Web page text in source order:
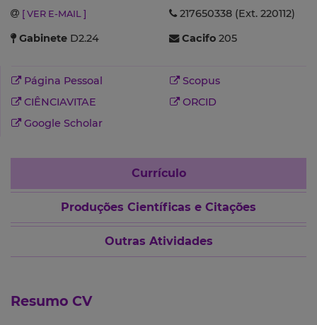
[ VER E-MAIL ]
217650338 (Ext. 220112)
Gabinete D2.24 Cacifo 205
Página Pessoal
Scopus
CIÊNCIAVITAE
ORCID
Google Scholar
Currículo
Produções Científicas e Citações
Outras Atividades
Resumo CV